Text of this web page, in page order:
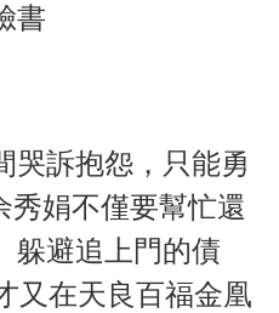
書
哭訴抱怨，只能勇
秀娟不僅要幫忙還
躲避追上門的債
又在天良百福金凰